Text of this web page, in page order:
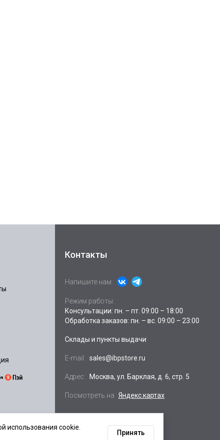
Контакты
Напишите нам:
Режим работы:
Консультации: пн. – пт. 09:00 – 18:00
Обработка заказов: пн. – вс. 09:00 – 23:00
Склады и пункты выдачи
E-mail: sales@ibpstore.ru
Адрес: Москва, ул. Барклая, д. 6, стр. 5
Посмотреть на Яндекс.картах
использования cookie.
Принять